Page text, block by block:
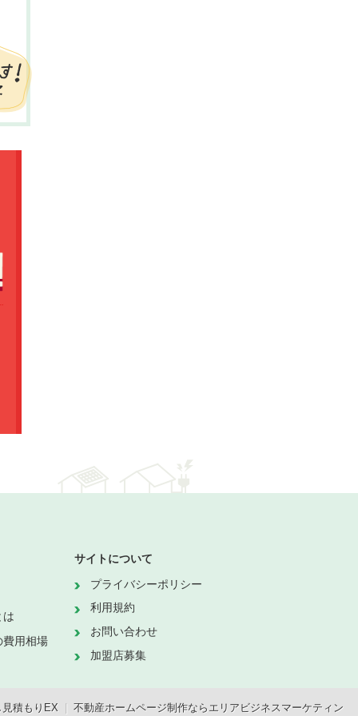
は
費用相場
サイトについて
プライバシーポリシー
利用規約
お問い合わせ
加盟店募集
積もりEX | 不動産ホームページ制作ならエリアビジネスマーケティン